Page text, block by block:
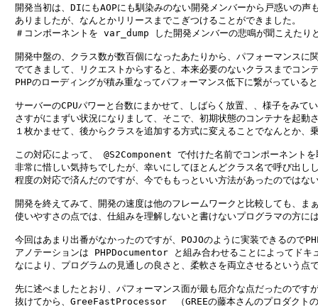
開発当初は、DIにもAOPにも馴染みのない開発メンバーから戸惑いの声
ありましたが、なんとかリリースまでこぎつけることができました。
＃コンポーネントを var_dump した開発メンバーの悲鳴が聞こえたり
開発中盤の、クラス数が数百個になったあたりから、パフォーマンスに
でてきまして、リクエストからすると、本来必要のないクラスまでコン
PHPのローディングが積み重なってパフォーマンス低下に繋がっている
サーバーのCPUパワーと台数にまかせて、しばらく放置、、様子をみて
さすがにまずい状況になりまして、そこで、初期状態のコンテナを起動
１枚かませて、後からクラスを追加する方式に変えることでなんとか、
この対応によって、 @S2Component で付けた名前でコンポーネントを
非常に惜しい気持ちでしたが、幸いにしてほとんどクラス名で呼び出
程度の対応で済んだのですが、今でももっといい方法があったのではな
開発を終えてみて、開発の速度は他のフレームワークと比較しても、ま
使いやすさの点では、仕組みを理解しないと書けないプログラマの方に
今回はあまり出番がなかったのですが、POJOのように実装できるので
アノテーションは PHPDocumentor と組み合わせることによってドキ
なにより、プログラムの見通しの良さと、柔軟さを両立させるという点
先に述べましたとおり、パフォーマンス面が最も厄介な点だったのです
抜けてから、GreeFastProcessor　（GREEの藤本さんのプロダクト